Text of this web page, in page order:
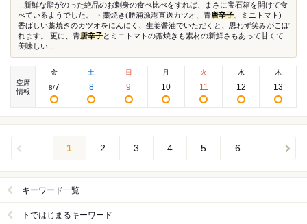
...新鮮な脂がのった絶品のお刺身の食べ比べをすれば、まさに宝石箱を開けて食
べているようでした。 ・藁焼き(勝浦漁港直送カツオ、青唐辛子 、ミニトマト)
香ばしい藁焼きのカツオをにんにく、生姜醤油でいただくと、思わず笑みがこぼ
れます。 更に、青唐辛子とミニトマトの藁焼きも素材の新鮮さもあって甘くて
美味しい...
空席
情報
金
8/7
土
8
日
9
月
10
火
11
水
12
木
13
1 2 3 4 5 6
キーワード一覧
トではじまるキーワード